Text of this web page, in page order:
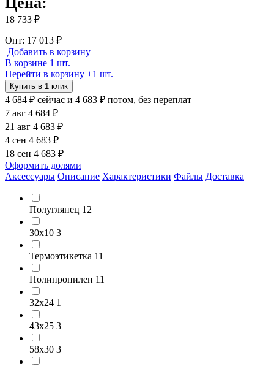
18 733 ₽
Опт: 17 013 ₽
Добавить в корзину
В корзине 1 шт.
Перейти в корзину +1 шт.
Купить в 1 клик
4 684 ₽ сейчас и 4 683 ₽ потом, без переплат
7 авг 4 684 ₽
21 авг 4 683 ₽
4 сен 4 683 ₽
18 сен 4 683 ₽
Оформить долями
Аксессуары Описание Характеристики Файлы Доставка
Полуглянец 12
30х10 3
Термоэтикетка 11
Полипропилен 11
32х24 1
43х25 3
58х30 3